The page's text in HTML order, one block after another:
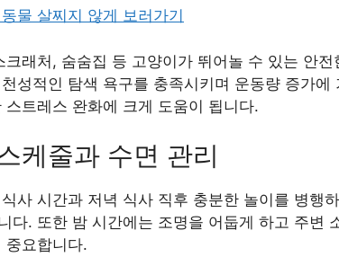
물 살찌지 않게 보러가기
크래처, 숨숨집 등 고양이가 뛰어놀 수 있는 안
성적인 탐색 욕구를 충족시키며 운동량 증가
스트레스 완화에 크게 도움이 됩니다.
케줄과 수면 관리
사 시간과 저녁 식사 직후 충분한 놀이를 병행
다. 또한 밤 시간에는 조명을 어둡게 하고 주변
중요합니다.